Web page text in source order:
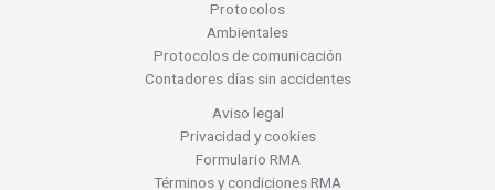
Protocolos
Ambientales
Protocolos de comunicación
Contadores días sin accidentes
Aviso legal
Privacidad y cookies
Formulario RMA
Términos y condiciones RMA